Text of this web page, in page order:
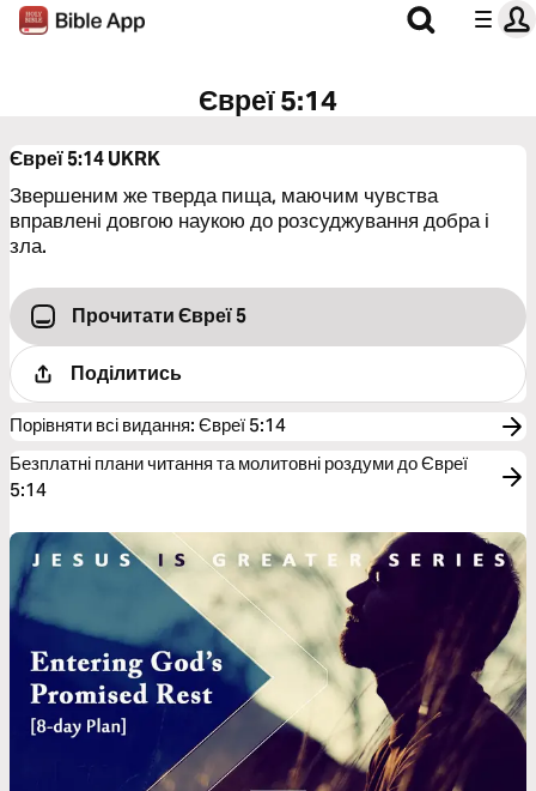
Євреї 5:14
Євреї 5:14UKRK
Звершеним же тверда пища, маючим чувства
вправлені довгою наукою до розсуджування добра і
зла.
Прочитати Євреї 5
Поділитись
Порівняти всі видання: Євреї 5:14
Безплатні плани читання та молитовні роздуми до Євреї
5:14